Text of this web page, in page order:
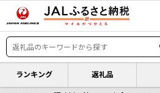
ランキング 返礼品